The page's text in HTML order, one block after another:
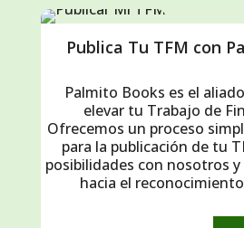
Publica Tu TFM con
Palmito Books es el
elevar tu Trabajo de
Ofrecemos un proceso
para la publicación de tu
posibilidades con nosotros
hacia el